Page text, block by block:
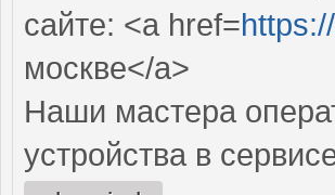
сайте: <a href=
москве</a>
Наши мастера
устройства в